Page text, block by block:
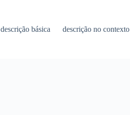
descrição básica descrição no contexto